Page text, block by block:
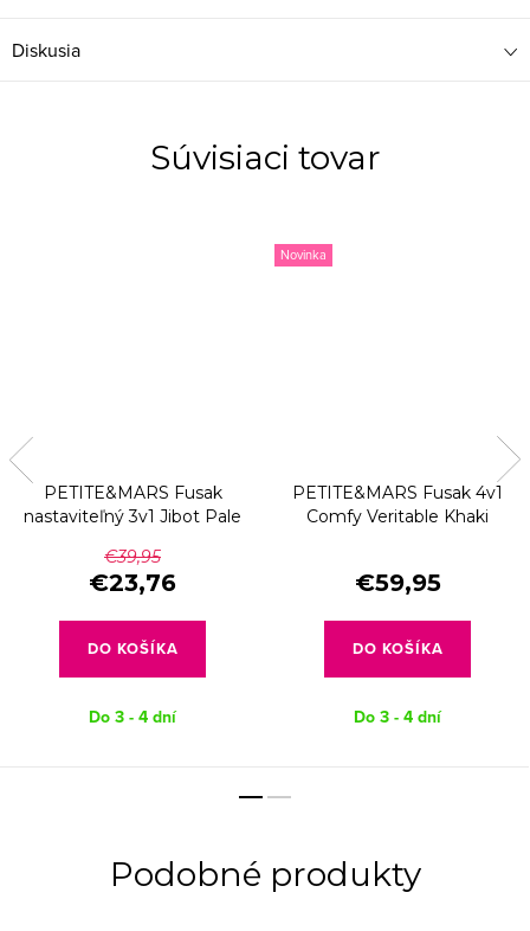
Diskusia
Súvisiaci tovar
PETITE&MARS Fusak
nastaviteľný 3v1 Jibot Pale
€39,95
€23,76
DO KOŠÍKA
Do 3 - 4 dní
Novinka
PETITE&MARS Fusak 4v1
Comfy Veritable Khaki
€59,95
DO KOŠÍKA
Do 3 - 4 dní